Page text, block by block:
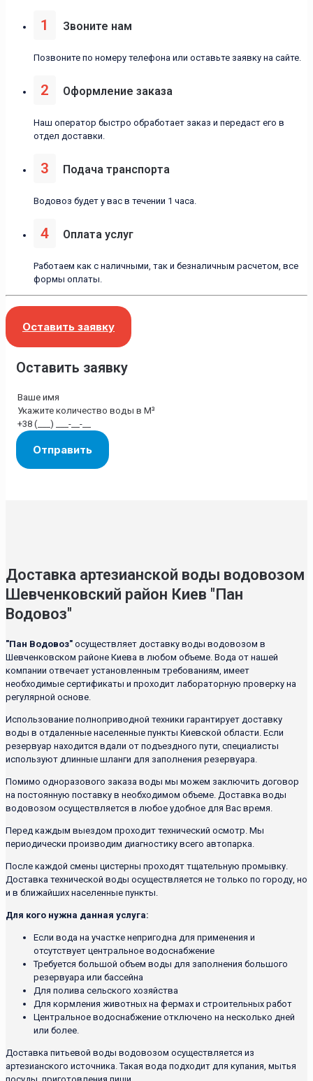
1 Звоните нам
Позвоните по номеру телефона или оставьте заявку на сайте.
2 Оформление заказа
Наш оператор быстро обработает заказ и передаст его в
отдел доставки.
3 Подача транспорта
Водовоз будет у вас в течении 1 часа.
4 Оплата услуг
Работаем как с наличными, так и безналичным расчетом, все
формы оплаты.
Оставить заявку
Оставить заявку
Доставка артезианской воды водовозом
Шевченковский район Киев "Пан
Водовоз"
"Пан Водовоз" осуществляет доставку воды водовозом в
Шевченковском районе Киева в любом объеме. Вода от нашей
компании отвечает установленным требованиям, имеет
необходимые сертификаты и проходит лабораторную проверку на
регулярной основе.
Использование полноприводной техники гарантирует доставку
воды в отдаленные населенные пункты Киевской области. Если
резервуар находится вдали от подъездного пути, специалисты
используют длинные шланги для заполнения резервуара.
Помимо одноразового заказа воды мы можем заключить договор
на постоянную поставку в необходимом объеме. Доставка воды
водовозом осуществляется в любое удобное для Вас время.
Перед каждым выездом проходит технический осмотр. Мы
периодически производим диагностику всего автопарка.
После каждой смены цистерны проходят тщательную промывку.
Доставка технической воды осуществляется не только по городу, но
и в ближайших населенные пункты.
Для кого нужна данная услуга:
Если вода на участке непригодна для применения и
отсутствует центральное водоснабжение
Требуется большой объем воды для заполнения большого
резервуара или бассейна
Для полива сельского хозяйства
Для кормления животных на фермах и строительных работ
Центральное водоснабжение отключено на несколько дней
или более.
Доставка питьевой воды водовозом осуществляется из
артезианского источника. Такая вода подходит для купания, мытья